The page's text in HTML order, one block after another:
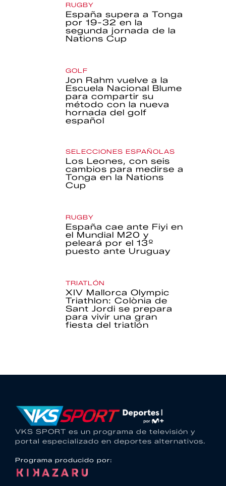
RUGBY
España supera a Tonga
por 19-32 en la
segunda jornada de la
Nations Cup
GOLF
Jon Rahm vuelve a la
Escuela Nacional Blume
para compartir su
método con la nueva
hornada del golf
español
SELECCIONES ESPAÑOLAS
Los Leones, con seis
cambios para medirse a
Tonga en la Nations
Cup
RUGBY
España cae ante Fiyi en
el Mundial M20 y
peleará por el 13º
puesto ante Uruguay
TRIATLÓN
XIV Mallorca Olympic
Triathlon: Colònia de
Sant Jordi se prepara
para vivir una gran
fiesta del triatlón
VKS SPORT es un programa de televisión y
portal especializado en deportes alternativos.
Programa producido por: